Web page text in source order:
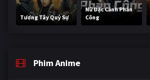
Tương Tây Quỷ Sự
Nữ Đặc Cảnh Phản
Công
Phim Anime